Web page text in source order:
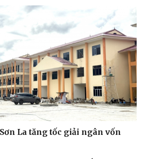
2 Thứ trưởng
phủ vừa có quyết định bổ nhiệm Thứ
và bổ nhiệm lại Thứ trưởng Bộ Giao